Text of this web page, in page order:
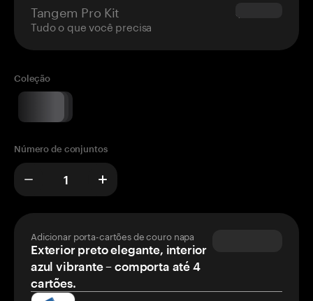
Tangem Pro Kit
Tudo o que você precisa
$180.00
Coleção
Número de conjuntos
Adicionar porta-cartões de couro napa
Exterior preto elegante, interior
azul vibrante – comporta até 4
cartões.